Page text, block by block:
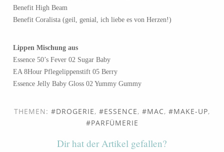
Benefit High Beam
Benefit Coralista (geil, genial, ich liebe es von Herzen!)
Lippen Mischung aus
Essence 50’s Fever 02 Sugar Baby
EA 8Hour Pflegelippenstift 05 Berry
Essence Jelly Baby Gloss 02 Yummy Gummy
THEMEN: DROGERIE, ESSENCE, MAC, MAKE-UP,
PARFÜMERIE
Dir hat der Artikel gefallen?